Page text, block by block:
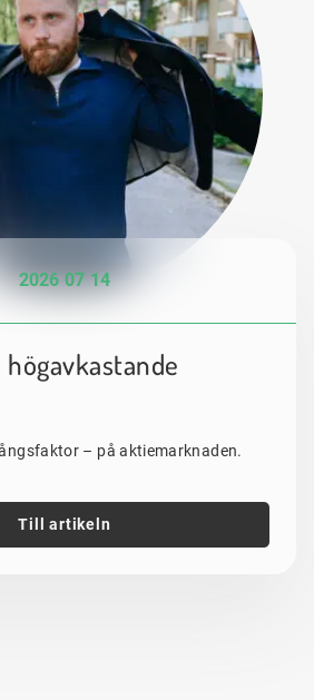
2026 07 14
– på aktiemarknaden.
Till artikeln